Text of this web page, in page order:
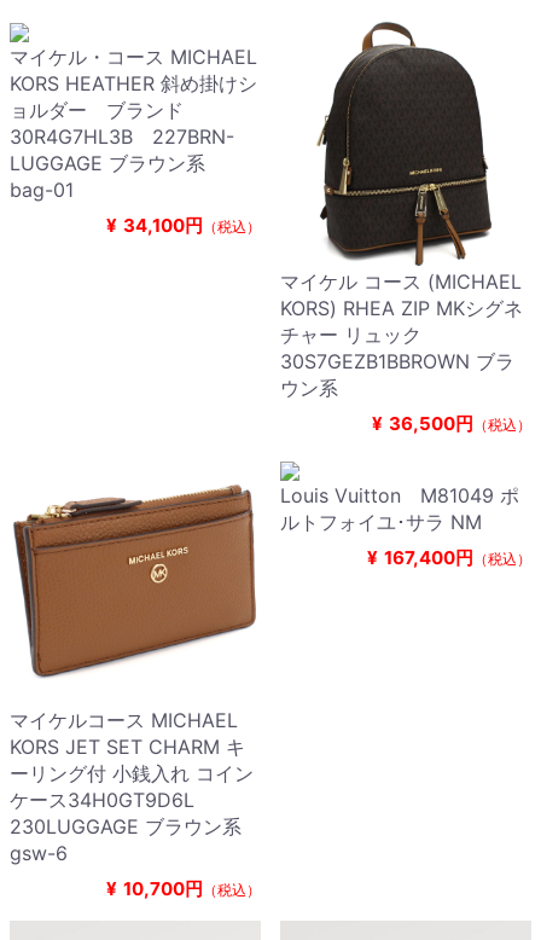
マイケル・コース MICHAEL
KORS HEATHER 斜め掛けシ
ョルダー ブランド
30R4G7HL3B 227BRN-
LUGGAGE ブラウン系
bag-01
¥ 34,100円 （税込）
マイケル コース (MICHAEL
KORS) RHEA ZIP MKシグネ
チャー リュック
30S7GEZB1BBROWN ブラ
ウン系
¥ 36,500円 （税込）
マイケルコース MICHAEL
KORS JET SET CHARM キ
ーリング付 小銭入れ コイン
ケース34H0GT9D6L
230LUGGAGE ブラウン系
gsw-6
¥ 10,700円 （税込）
Louis Vuitton M81049 ポ
ルトフォイユ･サラ NM
¥ 167,400円 （税込）